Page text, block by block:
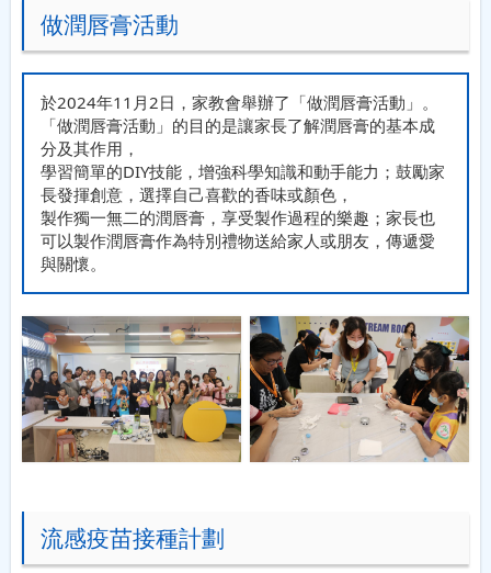
做潤唇膏活動
於2024年11月2日，家教會舉辦了「做潤唇膏活動」。
「做潤唇膏活動」的目的是讓家長了解潤唇膏的基本成
分及其作用，
學習簡單的DIY技能，增強科學知識和動手能力；鼓勵家
長發揮創意，選擇自己喜歡的香味或顏色，
製作獨一無二的潤唇膏，享受製作過程的樂趣；家長也
可以製作潤唇膏作為特別禮物送給家人或朋友，傳遞愛
與關懷。
流感疫苗接種計劃